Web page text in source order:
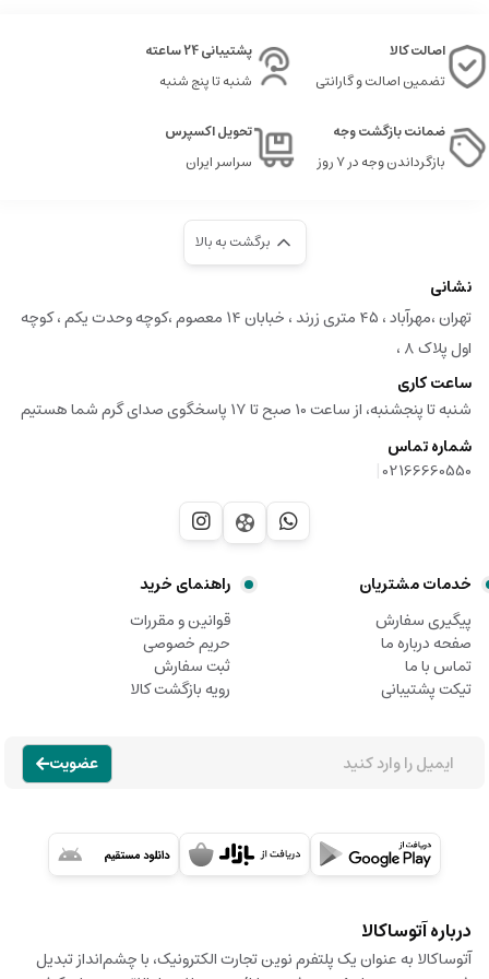
اصالت کالا
تضمین اصالت و گارانتی
پشتیبانی 24 ساعته
شنبه تا پنج شنبه
ضمانت بازگشت وجه
بازگرداندن وجه در ۷ روز
تحویل اکسپرس
سراسر ایران
برگشت به بالا
نشانی
تهران ،مهرآباد ، ۴۵ متری زرند ، خبابان ۱۴ معصوم ،کوچه وحدت یکم ، کوچه
اول پلاک ۸ ،
ساعت کاری
شنبه تا پنجشنبه، از ساعت 10 صبح تا 17 پاسخگوی صدای گرم شما هستیم
شماره تماس
02166660550
|
خدمات مشتریان
پیگیری سفارش
صفحه درباره ما
تماس با ما
تیکت پشتیبانی
راهنمای خرید
قوانین و مقررات
حریم خصوصی
ثبت سفارش
رویه بازگشت کالا
عضویت
درباره آتوساکالا
آتوساکالا به عنوان یک پلتفرم نوین تجارت الکترونیک، با چشم‌انداز تبدیل